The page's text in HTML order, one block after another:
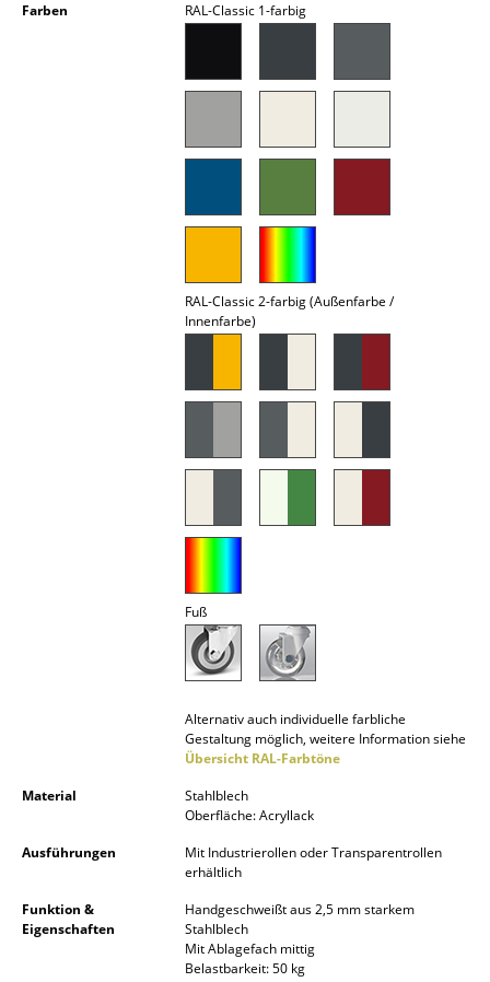
Akkuleuchten
Nachttische & Bettzubehör
Aufbewahrungsboxen
Vorhänge
... alle Accessoires
Farben RAL-Classic 1-farbig
RAL-Classic 2-farbig (Außenfarbe /
Innenfarbe)
Fuß
Alternativ auch individuelle farbliche
Gestaltung möglich, weitere Information siehe
Übersicht RAL-Farbtöne
Material
Stahlblech
Oberfläche: Acryllack
Ausführungen
Mit Industrierollen oder Transparentrollen
erhältlich
Funktion &
Eigenschaften
Handgeschweißt aus 2,5 mm starkem
Stahlblech
Mit Ablagefach mittig
Belastbarkeit: 50 kg